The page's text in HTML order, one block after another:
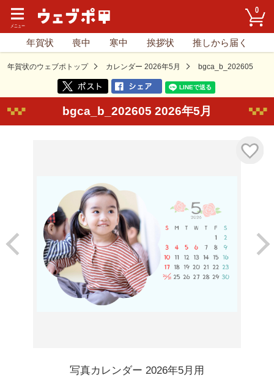
0
年賀状 喪中 寒中 挨拶状 推しから届く
年賀状のウェブポトップ カレンダー 2026年5月 bgca_b_202605
bgca_b_202605 2026年5月
写真カレンダー 2026年5月用